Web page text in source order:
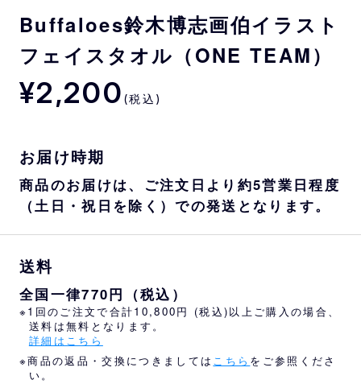
Buffaloes鈴木博志画伯イラスト
フェイスタオル（ONE TEAM）
¥2,200 (税込)
お届け時期
商品のお届けは、ご注文日より約5営業日程度
（土日・祝日を除く）での発送となります。
送料
全国一律770円（税込）
※1回のご注文で合計10,800円 (税込)以上ご購入の場合、
送料は無料となります。
詳細はこちら
※商品の返品・交換につきましては こちら をご参照くださ
い。